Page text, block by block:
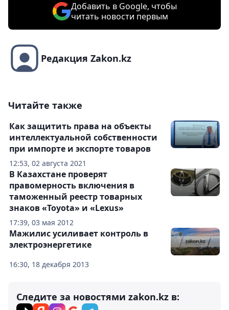
Добавить в Google, чтобы
читать новости первым
Редакция Zakon.kz
Читайте также
12:53, 02 августа 2021
Как защитить права на объекты
интеллектуальной собственности
при импорте и экспорте товаров
17:39, 03 мая 2012
В Казахстане проверят
правомерность включения в
таможенный реестр товарных
знаков «Toyota» и «Lexus»
16:30, 18 декабря 2013
Мажилис усиливает контроль в
электроэнергетике
Следите за новостями zakon.kz в: